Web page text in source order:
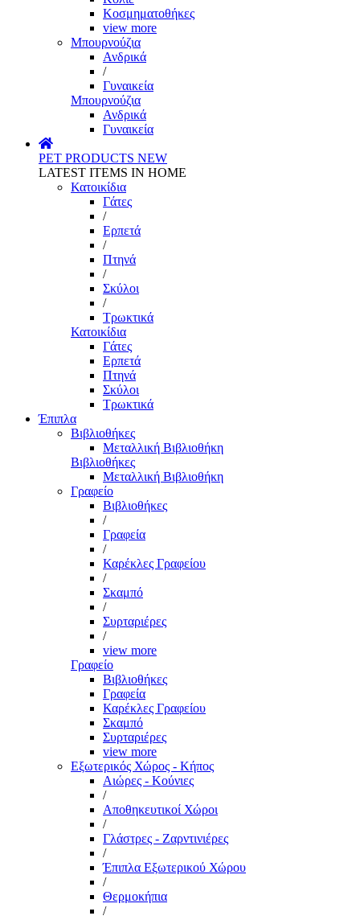
Κοσμηματοθήκες
view more
Μπουρνούζια
Ανδρικά
/
Γυναικεία
Μπουρνούζια
Ανδρικά
Γυναικεία
PET PRODUCTS NEW
LATEST ITEMS IN HOME
Κατοικίδια
Γάτες
/
Ερπετά
/
Πτηνά
/
Σκύλοι
/
Τρωκτικά
Κατοικίδια
Γάτες
Ερπετά
Πτηνά
Σκύλοι
Τρωκτικά
Έπιπλα
Βιβλιοθήκες
Μεταλλική Βιβλιοθήκη
Βιβλιοθήκες
Μεταλλική Βιβλιοθήκη
Γραφείο
Βιβλιοθήκες
/
Γραφεία
/
Καρέκλες Γραφείου
/
Σκαμπό
/
Συρταριέρες
/
view more
Γραφείο
Βιβλιοθήκες
Γραφεία
Καρέκλες Γραφείου
Σκαμπό
Συρταριέρες
view more
Εξωτερικός Χώρος - Κήπος
Αιώρες - Κούνιες
/
Αποθηκευτικοί Χώροι
/
Γλάστρες - Ζαρντινιέρες
/
Έπιπλα Εξωτερικού Χώρου
/
Θερμοκήπια
/